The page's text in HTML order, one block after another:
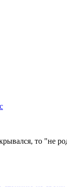
то "не